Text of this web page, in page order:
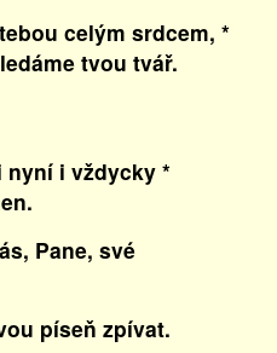
celým srdcem, *
tvou tvář.
nyní i vždycky *
Pane, své
píseň zpívat.